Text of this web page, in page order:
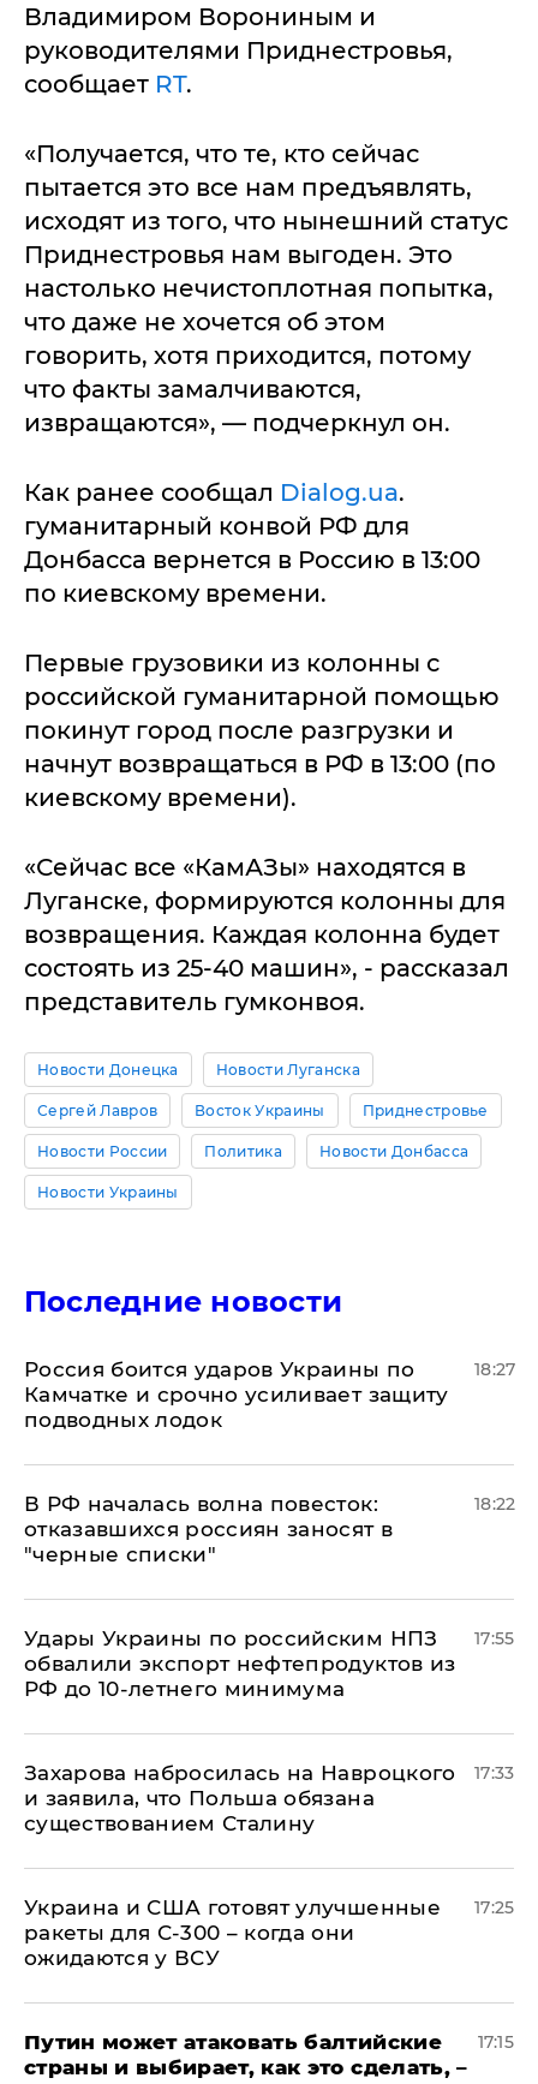
Владимиром Ворониным и
руководителями Приднестровья,
сообщает RT.
«Получается, что те, кто сейчас
пытается это все нам предъявлять,
исходят из того, что нынешний статус
Приднестровья нам выгоден. Это
настолько нечистоплотная попытка,
что даже не хочется об этом
говорить, хотя приходится, потому
что факты замалчиваются,
извращаются», — подчеркнул он.
Как ранее сообщал Dialog.ua.
гуманитарный конвой РФ для
Донбасса вернется в Россию в 13:00
по киевскому времени.
Первые грузовики из колонны с
российской гуманитарной помощью
покинут город после разгрузки и
начнут возвращаться в РФ в 13:00 (по
киевскому времени).
«Сейчас все «КамАЗы» находятся в
Луганске, формируются колонны для
возвращения. Каждая колонна будет
состоять из 25-40 машин», - рассказал
представитель гумконвоя.
Новости Донецка Новости Луганска
Сергей Лавров Восток Украины Приднестровье
Новости России Политика Новости Донбасса
Новости Украины
Последние новости
Россия боится ударов Украины по
Камчатке и срочно усиливает защиту
подводных лодок
18:27
​В РФ началась волна повесток:
отказавшихся россиян заносят в
"черные списки"
18:22
Удары Украины по российским НПЗ
обвалили экспорт нефтепродуктов из
РФ до 10-летнего минимума
17:55
​Захарова набросилась на Навроцкого
и заявила, что Польша обязана
существованием Сталину
17:33
Украина и США готовят улучшенные
ракеты для С-300 – когда они
ожидаются у ВСУ
17:25
Путин может атаковать балтийские
страны и выбирает, как это сделать, –
17:15